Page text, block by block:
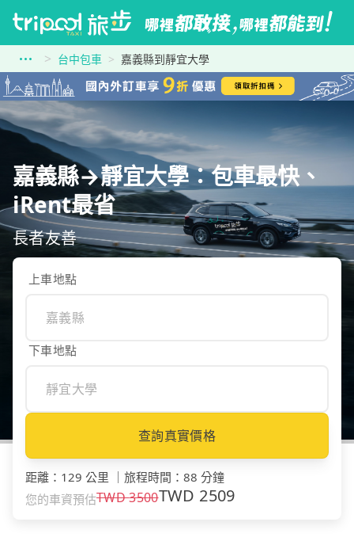
台中包車 嘉義縣到靜宜大學
嘉義縣→靜宜大學：包車最快、
iRent最省
長者友善
上車地點
下車地點
查詢真實價格
距離 ： 129 公里 旅程時間 ： 88 分鐘
您的車資預估TWD3500TWD 2509